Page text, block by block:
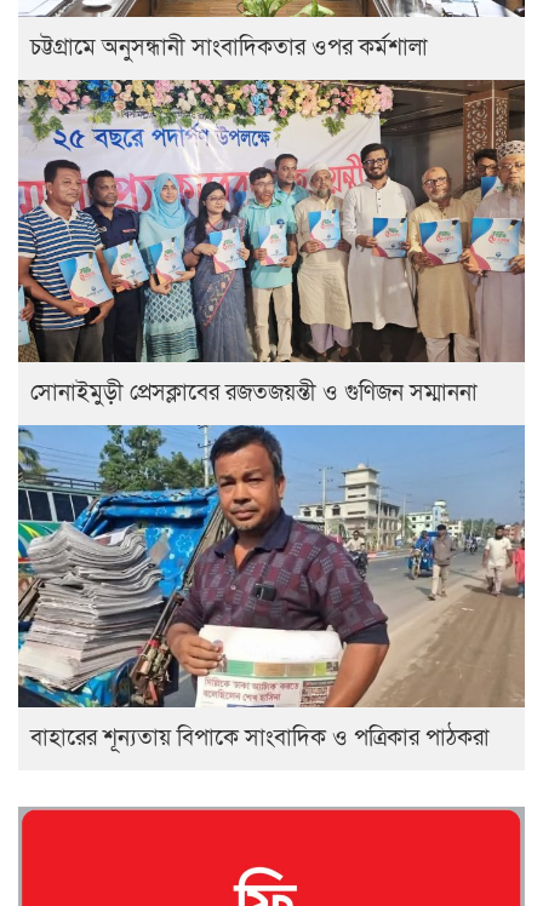
চট্টগ্রামে অনুসন্ধানী সাংবাদিকতার ওপর কর্মশালা
সোনাইমুড়ী প্রেসক্লাবের রজতজয়ন্তী ও গুণিজন সম্মাননা
বাহারের শূন্যতায় বিপাকে সাংবাদিক ও পত্রিকার পাঠকরা